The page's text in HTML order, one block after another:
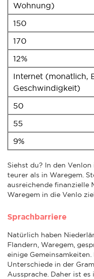
Wohnung)
150
170
12%
Internet (monatlich,
Geschwindigkeit)
50
55
9%
Siehst du? In den
teurer als in Waregem.
ausreichende finanzielle
Waregem in die Venlo
Sprachbarriere
Natürlich haben
Flandern, Waregem,
einige
Unterschiede in der
Aussprache. Daher ist